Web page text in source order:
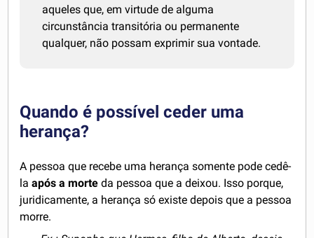
aqueles que, em virtude de alguma
circunstância transitória ou permanente
qualquer, não possam exprimir sua vontade.
Quando é possível ceder uma
herança?
A pessoa que recebe uma herança somente pode cedê-
laapós a morte da pessoa que a deixou. Isso porque,
juridicamente, a herança só existe depois que a pessoa
morre.